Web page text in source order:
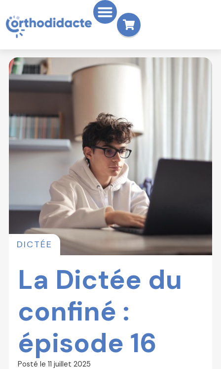
DICTÉE
La Dictée du
confiné :
épisode 16
Posté le 11 juillet 2025